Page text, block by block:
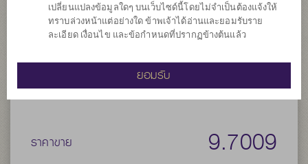
ประเภทกองทุน กองทุนที่ลงทุนในต่างประเทศ
ประเภทกองทุนย่อย เน้นลงทุนในตราสารทุน
วันที่ 4 มิ.ย. 2564
ราคาขาย 9.7009
เปลี่ยนแปลงข้อมูลใดๆ บนเว็บไซด์นี้โดยไม่จำเป็นต้องแจ้งให้
ทราบล่วงหน้าแต่อย่างใด ข้าพเจ้าได้อ่านและยอมรับราย
ละเอียด เงื่อนไข และข้อกำหนดที่ปรากฏข้างต้นแล้ว
ยอมรับ